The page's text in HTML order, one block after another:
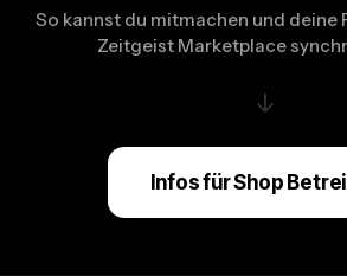
So kannst du mitmachen und deine
Zeitgeist Marketplace
↓
Infos für Shop